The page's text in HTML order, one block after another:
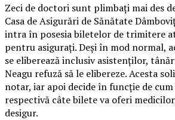
Zeci de doctori sunt plimbaţi mai des
Casa de Asigurări de Sănătate
intra în posesia biletelor de trimitere
pentru asiguraţi. Deşi în mod normal,
se eliberează inclusiv asistenţilor,
Neagu refuză să le elibereze. Acesta
notar, iar apoi decide în funcţie de
respectivă câte bilete va oferi
desigur.